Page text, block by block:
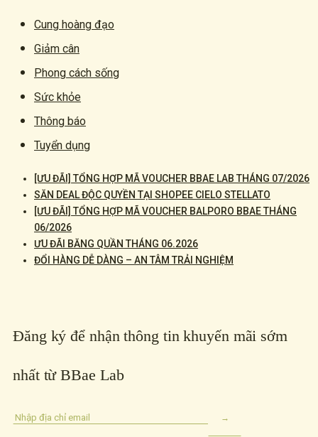
Cung hoàng đạo
Giảm cân
Phong cách sống
Sức khỏe
Thông báo
Tuyển dụng
[ƯU ĐÃI] TỔNG HỢP MÃ VOUCHER BBAE LAB THÁNG 07/2026
SĂN DEAL ĐỘC QUYỀN TẠI SHOPEE CIELO STELLATO
[ƯU ĐÃI] TỔNG HỢP MÃ VOUCHER BALPORO BBAE THÁNG
06/2026
ƯU ĐÃI BĂNG QUẦN THÁNG 06.2026
ĐỔI HÀNG DỄ DÀNG – AN TÂM TRẢI NGHIỆM
Đăng ký để nhận thông tin khuyến mãi sớm
nhất từ BBae Lab